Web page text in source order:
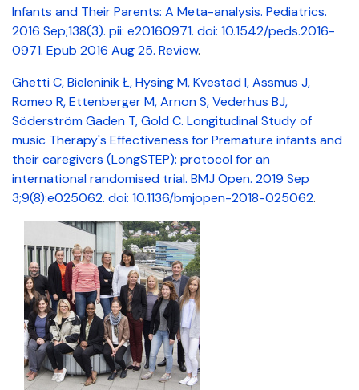
Infants and Their Parents: A Meta-analysis. Pediatrics.
2016 Sep;138(3). pii: e20160971. doi: 10.1542/peds.2016-
0971. Epub 2016 Aug 25. Review.
Ghetti C, Bieleninik Ł, Hysing M, Kvestad I, Assmus J,
Romeo R, Ettenberger M, Arnon S, Vederhus BJ,
Söderström Gaden T, Gold C. Longitudinal Study of
music Therapy's Effectiveness for Premature infants and
their caregivers (LongSTEP): protocol for an
international randomised trial. BMJ Open. 2019 Sep
3;9(8):e025062. doi: 10.1136/bmjopen-2018-025062.